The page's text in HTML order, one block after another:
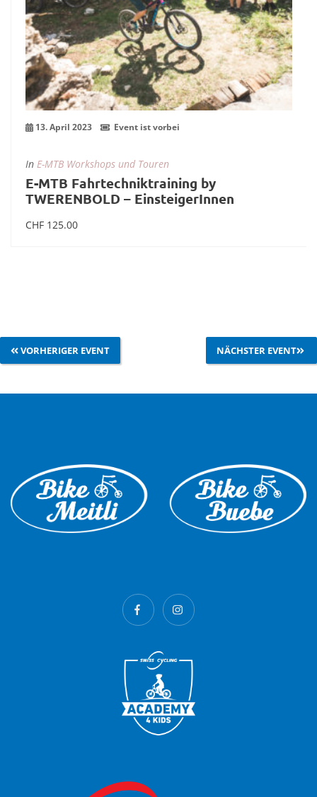
13. April 2023 Event ist vorbei
In E-MTB Workshops und Touren
E-MTB Fahrtechniktraining by
TWERENBOLD – EinsteigerInnen
CHF 125.00
VORHERIGER EVENT NÄCHSTER EVENT